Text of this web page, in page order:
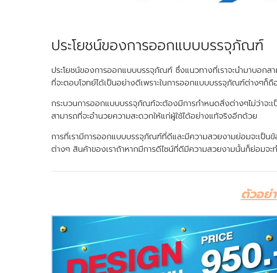
ประโยชน์ของการออกแบบบรรจุภัณฑ์
ประโยชน์ของการออกแบบบรรจุภัณฑ์ ซึ่งแนวทางที่เราจะนำมาบอก
ที่จะตอบโจทย์ได้เป็นอย่างดีเพราะในการออกแบบบรรจุภัณฑ์ต่างๆก็ถื
กระบวนการออกแบบบรรจุภัณฑ์จะต้องมีการกำหนดสิ่งต่างๆไม่ว่าจ
สามารถที่จะอำนวยความสะดวกให้แก่ผู้ใช้ได้อย่างแท้จริงอีกด้วย
การที่เรามีการออกแบบบรรจุภัณฑ์ที่ดีและมีความสวยงามย่อมจะเป็
ต่างๆ สินค้าของเราถ้าหากมีการดีไซน์ที่ดีมีความสวยงามนั้นก็ย่อมจ
ตัวอย่